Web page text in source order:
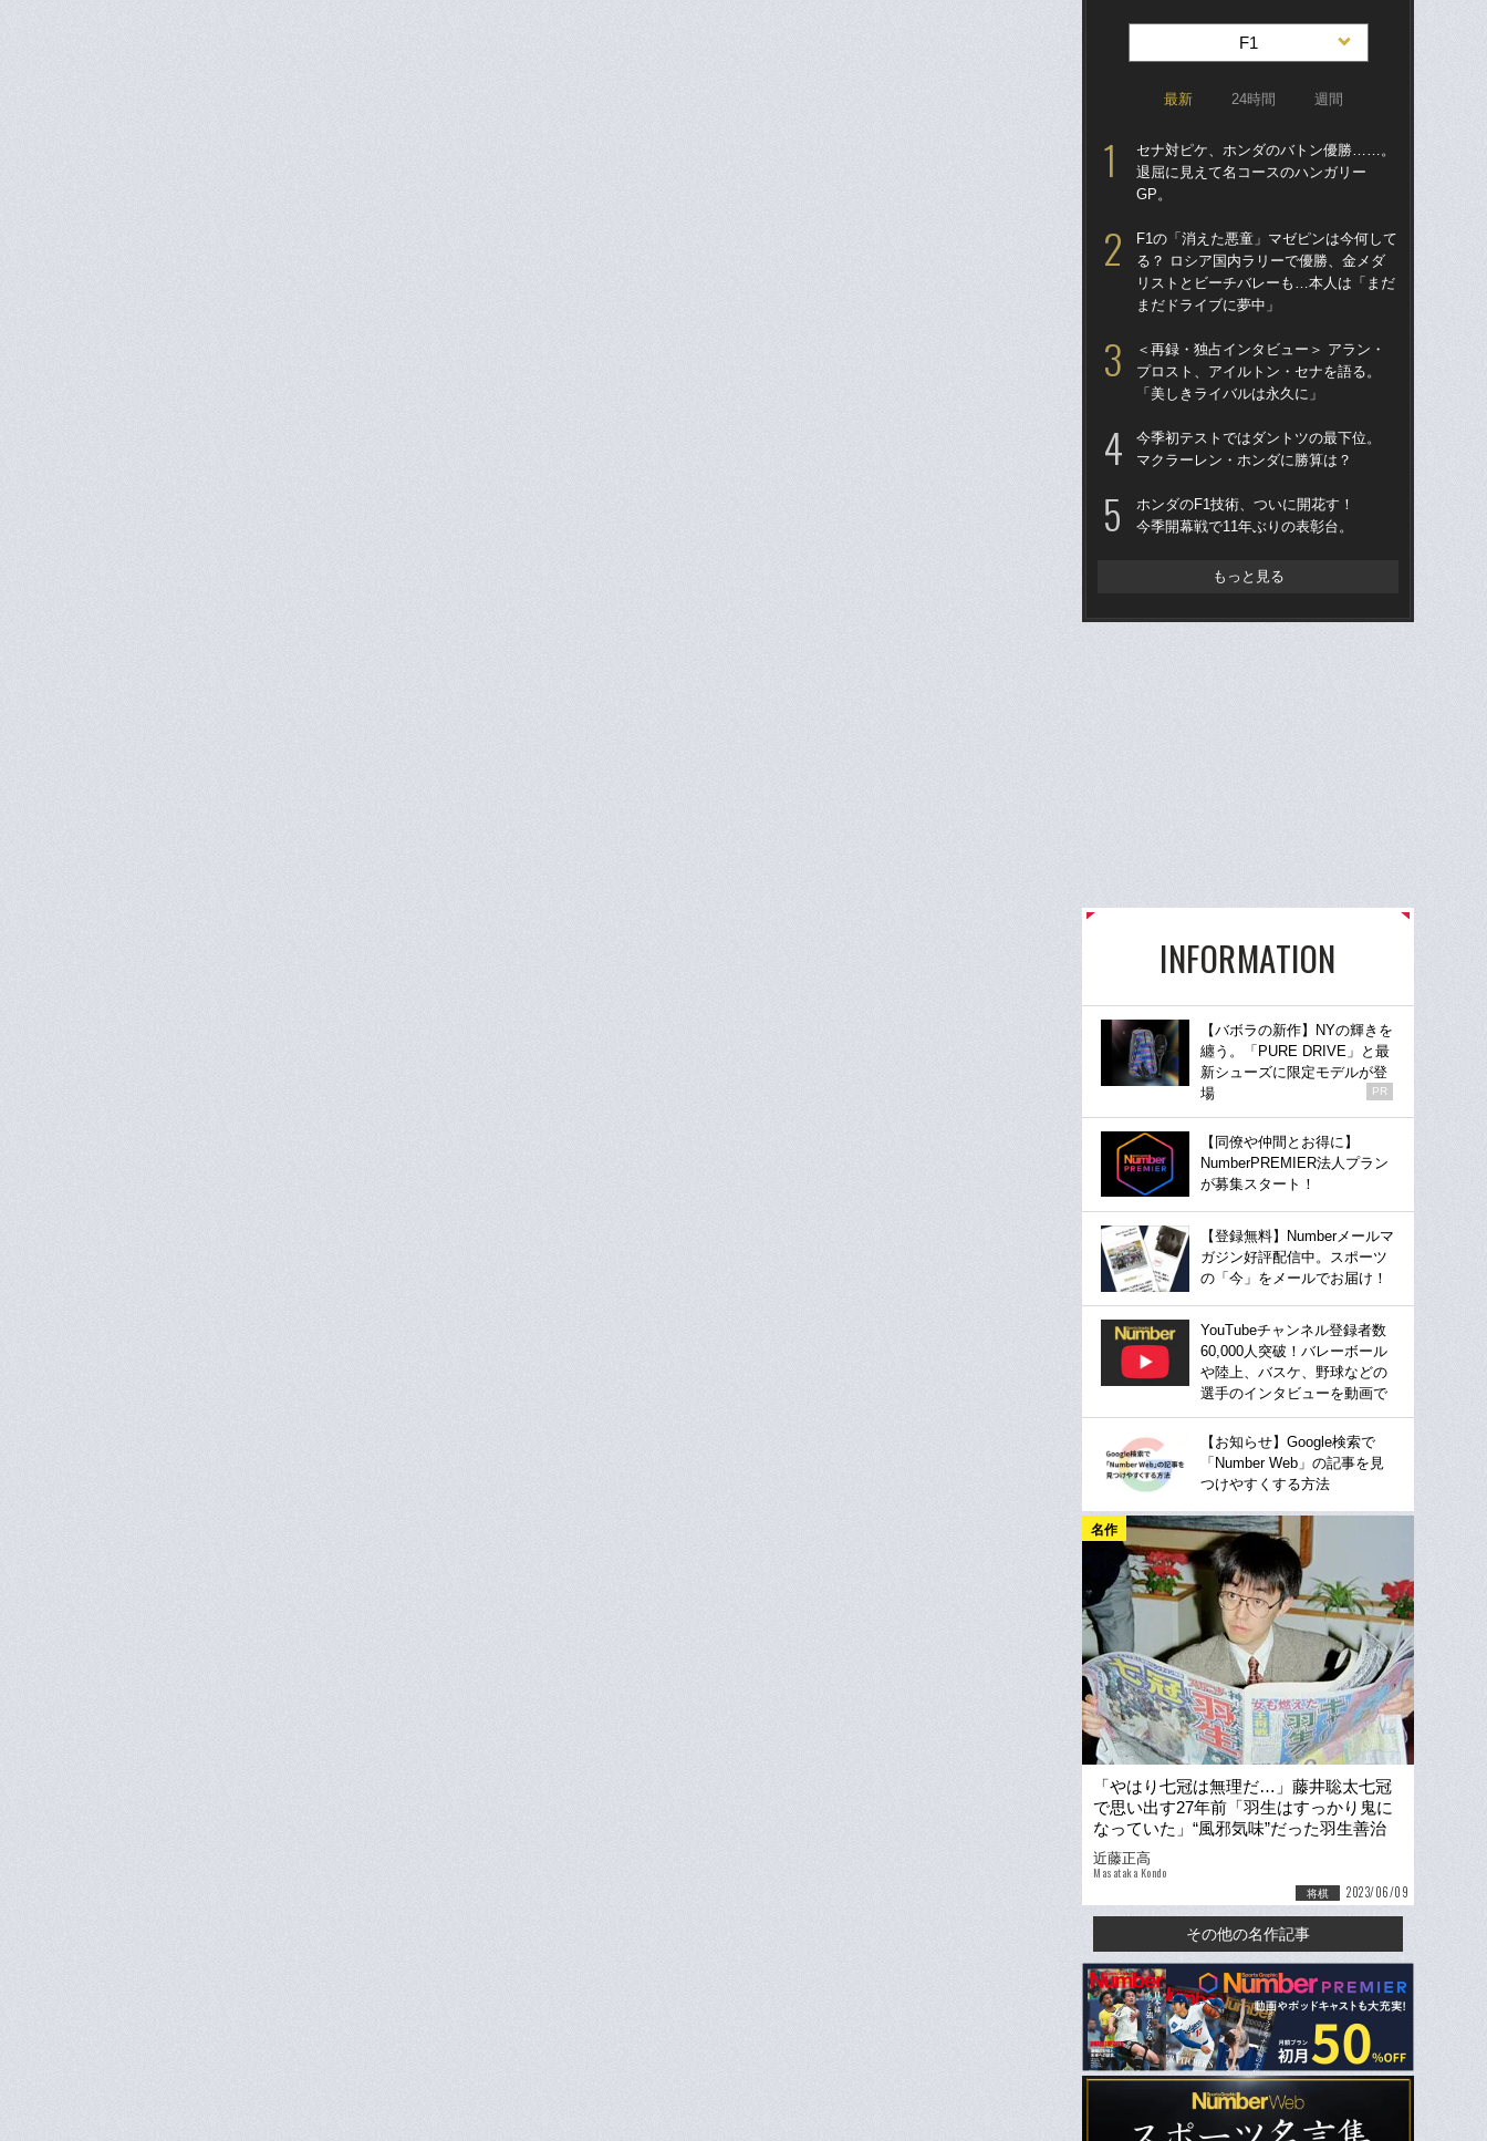
F1
最新 24時間 週間
セナ対ピケ、ホンダのバトン優勝……。
退屈に見えて名コースのハンガリー
GP。
F1の「消えた悪童」マゼピンは今何して
る？ ロシア国内ラリーで優勝、金メダ
リストとビーチバレーも…本人は「まだ
まだドライブに夢中」
＜再録・独占インタビュー＞ アラン・
プロスト、アイルトン・セナを語る。
「美しきライバルは永久に」
今季初テストではダントツの最下位。
マクラーレン・ホンダに勝算は？
ホンダのF1技術、ついに開花す！
今季開幕戦で11年ぶりの表彰台。
もっと見る
INFORMATION
【バボラの新作】NYの輝きを
纏う。「PURE DRIVE」と最
新シューズに限定モデルが登
場
PR
【同僚や仲間とお得に】
NumberPREMIER法人プラン
が募集スタート！
【登録無料】Numberメールマ
ガジン好評配信中。スポーツ
の「今」をメールでお届け！
YouTubeチャンネル登録者数
60,000人突破！バレーボール
や陸上、バスケ、野球などの
選手のインタビューを動画で
【お知らせ】Google検索で
「Number Web」の記事を見
つけやすくする方法
名作
「やはり七冠は無理だ…」藤井聡太七冠
で思い出す27年前「羽生はすっかり鬼に
なっていた」“風邪気味”だった羽生善治
25歳が七冠独占した日
近藤正高
Masataka Kondo
将棋 2023/06/09
その他の名作記事